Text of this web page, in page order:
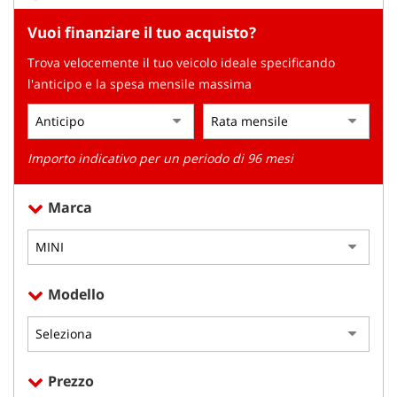
Vuoi finanziare il tuo acquisto?
Trova velocemente il tuo veicolo ideale specificando
l'anticipo e la spesa mensile massima
Importo indicativo per un periodo di 96 mesi
Marca
Modello
Prezzo
tracciamento
che
adottiamo
per
offrire
le
funzionalità
le
attività
di
seguito
descritte.
Per
maggiori
informazioni
sull'utilità
funzionamento